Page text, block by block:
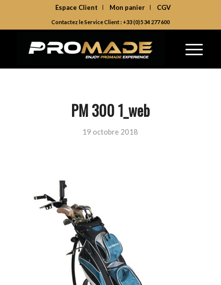
Espace Client Mon panier CGV
Contactez le Service Client : +33 (0)5 34 277 600
PM 300 1_web
19 octobre 2018